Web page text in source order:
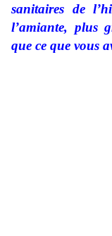
sanitaires de
l’amiante, plus
que ce que vous